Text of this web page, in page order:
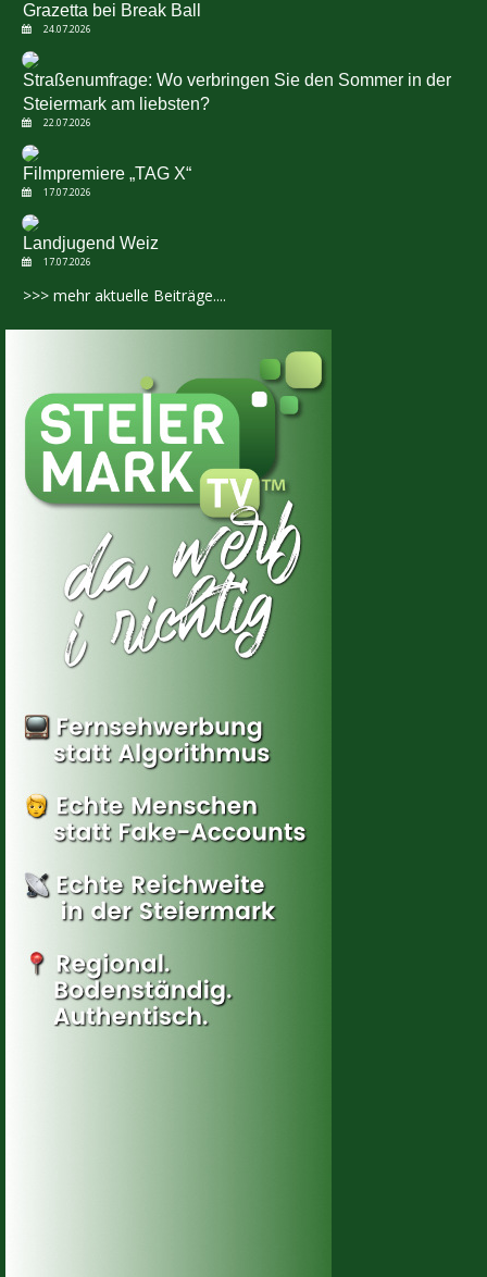
Grazetta bei Break Ball
24.07.2026
Straßenumfrage: Wo verbringen Sie den Sommer in der
Steiermark am liebsten?
22.07.2026
Filmpremiere „TAG X“
17.07.2026
Landjugend Weiz
17.07.2026
>>> mehr aktuelle Beiträge....